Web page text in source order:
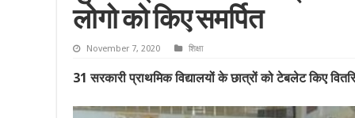
लोगो को किए समर्पित
November 7, 2020 शिक्षा
31 सरकारी प्राथमिक विद्यालयों के छात्रों को टेबलेट किए